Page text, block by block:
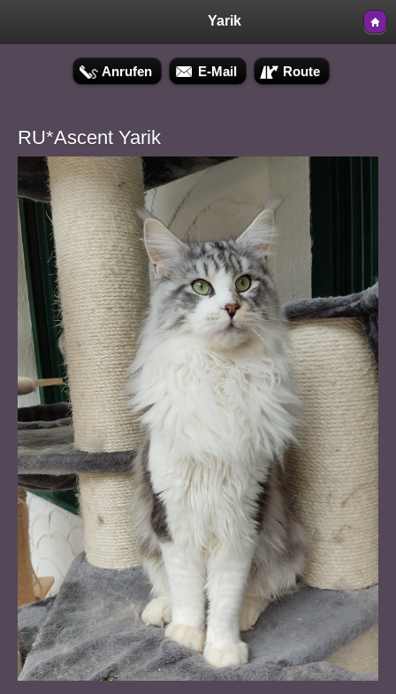
Yarik
Anrufen E-Mail Route
RU*Ascent Yarik